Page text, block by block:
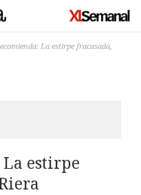
La estirpe fracasada,
estirpe